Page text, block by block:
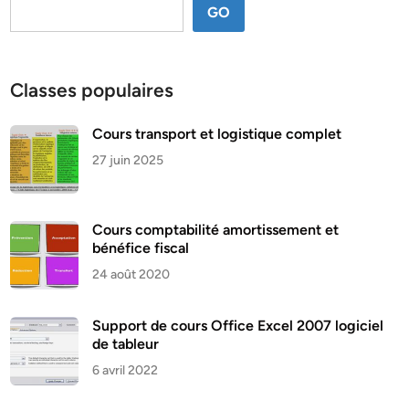
GO
Classes populaires
Cours transport et logistique complet
27 juin 2025
Cours comptabilité amortissement et
bénéfice fiscal
24 août 2020
Support de cours Office Excel 2007 logiciel
de tableur
6 avril 2022